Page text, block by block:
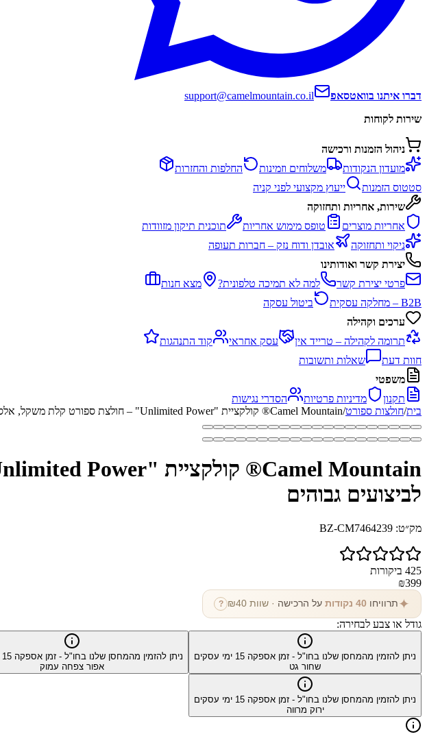
דברו איתנו בוואטסאפ
support@camelmountain.co.il
שירות לקוחות
ניהול הזמנות ורכישה
מועדון הנקודות
משלוחים וזמינות
החלפות והחזרות
סטטוס הזמנות
ייעוץ מקצועי לפני קניה
שירות, אחריות ותחזוקה
אחריות מוצרים
טופס מימוש אחריות
תוכנית תיקון מזוודות
ניקוי ותחזוקה
אובדן ודוח נזק – חברות תעופה
יצירת קשר ואודותינו
פרטי יצירת קשר
למה לא תמיכה טלפונית?
מצא חנות
B2B – מחלקה עסקית
ביטול עסקה
ערכים וקהילה
תרומה לקהילה – טרייד אין
עסק אחראי
קוד התנהגות
חוות דעת
שאלות ותשובות
משפטי
תקנון
מדיניות פרטיות
הסדרי נגישות
בית/חולצות ספורט/Camel Mountain® קולקציית "Unlimited Power" – חולצת ספורט קלת משקל, אלסטית ונושמת במיוחד לביצועים גבוהים
לביצועים גבוהים
מק״ט: BZ-CM7464239
425 ביקורות
₪399
✦ תרוויחו 40 נקודות על הרכישה · שוות ₪ 40
?
גודל או צבע לבחירה:
ניתן להזמין מהמחסן שלנו בחו"ל - זמן אספקה 15 ימי עסקים
שחור גט
ניתן להזמין מהמחסן שלנו בחו"ל - זמן אספקה 15
אפור צפחה עמוק
ניתן להזמין מהמחסן שלנו בחו"ל - זמן אספקה 15 ימי עסקים
ירוק מרווה